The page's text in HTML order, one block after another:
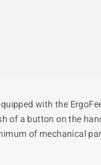
with the
of a button on the
of mechanical